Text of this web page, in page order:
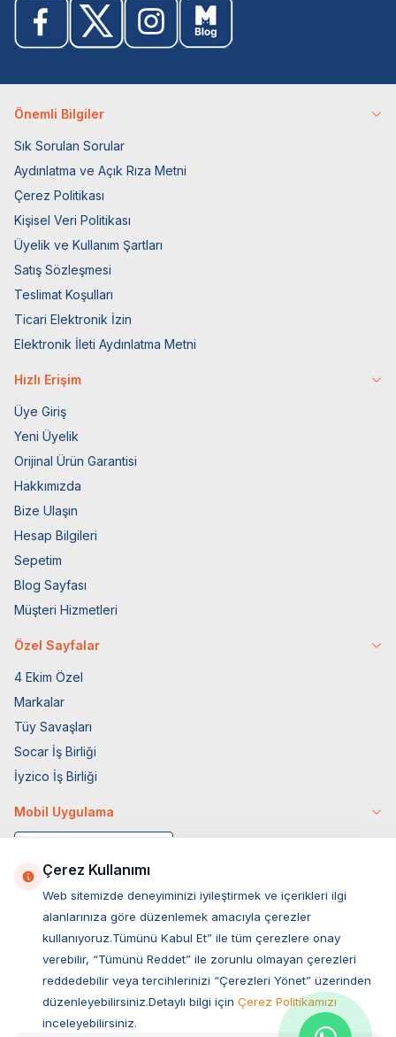
Önemli Bilgiler
Sık Sorulan Sorular
Aydınlatma ve Açık Rıza Metni
Çerez Politikası
Kişisel Veri Politikası
Üyelik ve Kullanım Şartları
Satış Sözleşmesi
Teslimat Koşulları
Ticari Elektronik İzin
Elektronik İleti Aydınlatma Metni
Hızlı Erişim
Üye Giriş
Yeni Üyelik
Orijinal Ürün Garantisi
Hakkımızda
Bize Ulaşın
Hesap Bilgileri
Sepetim
Blog Sayfası
Müşteri Hizmetleri
Özel Sayfalar
4 Ekim Özel
Markalar
Tüy Savaşları
Socar İş Birliği
İyzico İş Birliği
Mobil Uygulama
Müşteri Hizmetleri
Çerez Kullanımı
Web sitemizde deneyiminizi iyileştirmek ve içerikleri ilgi
alanlarınıza göre düzenlemek amacıyla çerezler
kullanıyoruz.Tümünü Kabul Et” ile tüm çerezlere onay
verebilir, “Tümünü Reddet” ile zorunlu olmayan çerezleri
reddedebilir veya tercihlerinizi “Çerezleri Yönet” üzerinden
düzenleyebilirsiniz.Detaylı bilgi için Çerez Politikamızı
inceleyebilirsiniz.